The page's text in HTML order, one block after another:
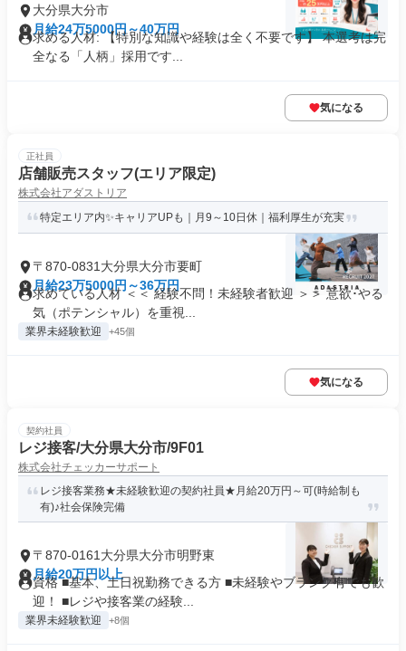
大分県大分市
月給24万5000円～40万円
求める人材: 【特別な知識や経験は全く不要です】 本選考は完
全なる「人柄」採用です...
気になる
正社員
店舗販売スタッフ(エリア限定)
株式会社アダストリア
特定エリア内✨キャリアUPも｜月9～10日休｜福利厚生が充実
〒870-0831大分県大分市要町
月給23万5000円～36万円
求めている人材 ＜＜ 経験不問！未経験者歓迎 ＞＞ 意欲･やる
気（ポテンシャル）を重視...
業界未経験歓迎 +45個
気になる
契約社員
レジ接客/大分県大分市/9F01
株式会社チェッカーサポート
レジ接客業務★未経験歓迎の契約社員★月給20万円～可(時給制も
有)♪社会保険完備
〒870-0161大分県大分市明野東
月給20万円以上
資格 ■基本、土日祝勤務できる方 ■未経験やブランク有でも歓
迎！ ■レジや接客業の経験...
業界未経験歓迎 +8個